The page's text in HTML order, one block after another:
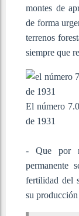
montes de
de forma
terrenos
siempre que
El número
de 1931
- Que por
permanente
fertilidad del
su